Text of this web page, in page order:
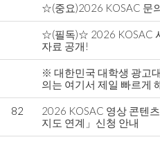
☆(중요)2026 KOSAC 문
☆(필독)☆ 2026 KOSAC
자료 공개!
※ 대한민국 대학생 광고
의는 여기서 제일 빠르게
82
2026 KOSAC 영상 콘텐
지도 연계」신청 안내